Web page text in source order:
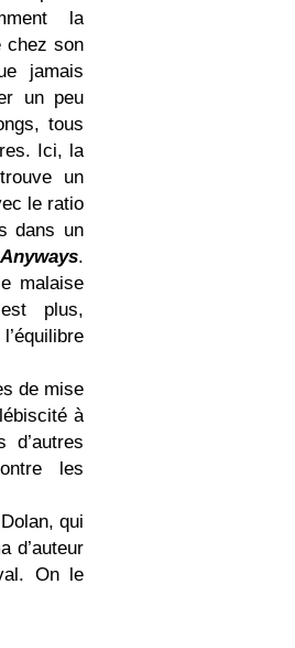
la
chez son
jamais
un peu
tous
Ici, la
un
le ratio
dans un
.
malaise
plus,
de mise
à
d’autres
les
qui
d’auteur
On le